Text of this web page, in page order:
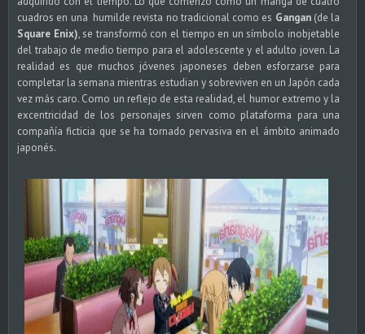
cuadros en una humilde revista no tradicional como es Gangan (de la
Square Enix), se transformó con el tiempo en un símbolo inobjetable
del trabajo de medio tiempo para el adolescente y el adulto joven. La
realidad es que muchos jóvenes japoneses deben esforzarse para
completar la semana mientras estudian y sobreviven en un Japón cada
vez más caro. Como un reflejo de esta realidad, el humor extremo y la
excentricidad de los personajes sirven como plataforma para una
compañía ficticia que se ha tornado pervasiva en el ámbito animado
japonés.